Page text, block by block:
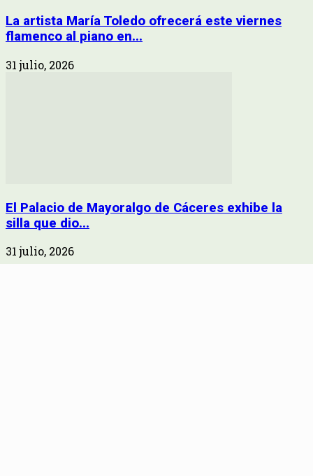
La artista María Toledo ofrecerá este viernes
flamenco al piano en...
31 julio, 2026
El Palacio de Mayoralgo de Cáceres exhibe la
silla que dio...
31 julio, 2026